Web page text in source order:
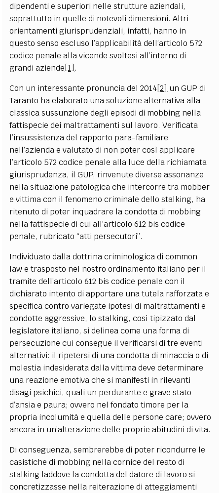
dipendenti e superiori nelle strutture aziendali,
soprattutto in quelle di notevoli dimensioni. Altri
orientamenti giurisprudenziali, infatti, hanno in
questo senso escluso l’applicabilità dell’articolo 572
codice penale alla vicende svoltesi all’interno di
grandi aziende[1] .
Con un interessante pronuncia del 2014[2] un GUP di
Taranto ha elaborato una soluzione alternativa alla
classica sussunzione degli episodi di mobbing nella
fattispecie dei maltrattamenti sul lavoro. Verificata
l’insussistenza del rapporto para-familiare
nell’azienda e valutato di non poter così applicare
l’articolo 572 codice penale alla luce della richiamata
giurisprudenza, il GUP, rinvenute diverse assonanze
nella situazione patologica che intercorre tra mobber
e vittima con il fenomeno criminale dello stalking, ha
ritenuto di poter inquadrare la condotta di mobbing
nella fattispecie di cui all’articolo 612 bis codice
penale, rubricato “atti persecutori”.
Individuato dalla dottrina criminologica di common
law e trasposto nel nostro ordinamento italiano per il
tramite dell’articolo 612 bis codice penale con il
dichiarato intento di apportare una tutela rafforzata e
specifica contro variegate ipotesi di maltrattamenti e
condotte aggressive, lo stalking, così tipizzato dal
legislatore italiano, si delinea come una forma di
persecuzione cui consegue il verificarsi di tre eventi
alternativi: il ripetersi di una condotta di minaccia o di
molestia indesiderata dalla vittima deve determinare
una reazione emotiva che si manifesti in rilevanti
disagi psichici, quali un perdurante e grave stato
d’ansia e paura; ovvero nel fondato timore per la
propria incolumità e quella delle persone care; ovvero
ancora in un’alterazione delle proprie abitudini di vita.
Di conseguenza, sembrerebbe di poter ricondurre le
casistiche di mobbing nella cornice del reato di
stalking laddove la condotta del datore di lavoro si
concretizzasse nella reiterazione di atteggiamenti